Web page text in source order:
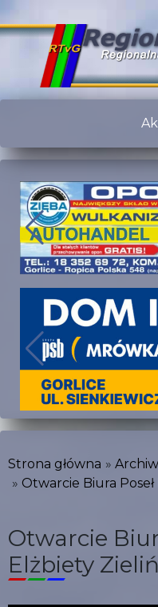
Strona główna
Otwarcie Biura
Otwarcie
Elżbiety